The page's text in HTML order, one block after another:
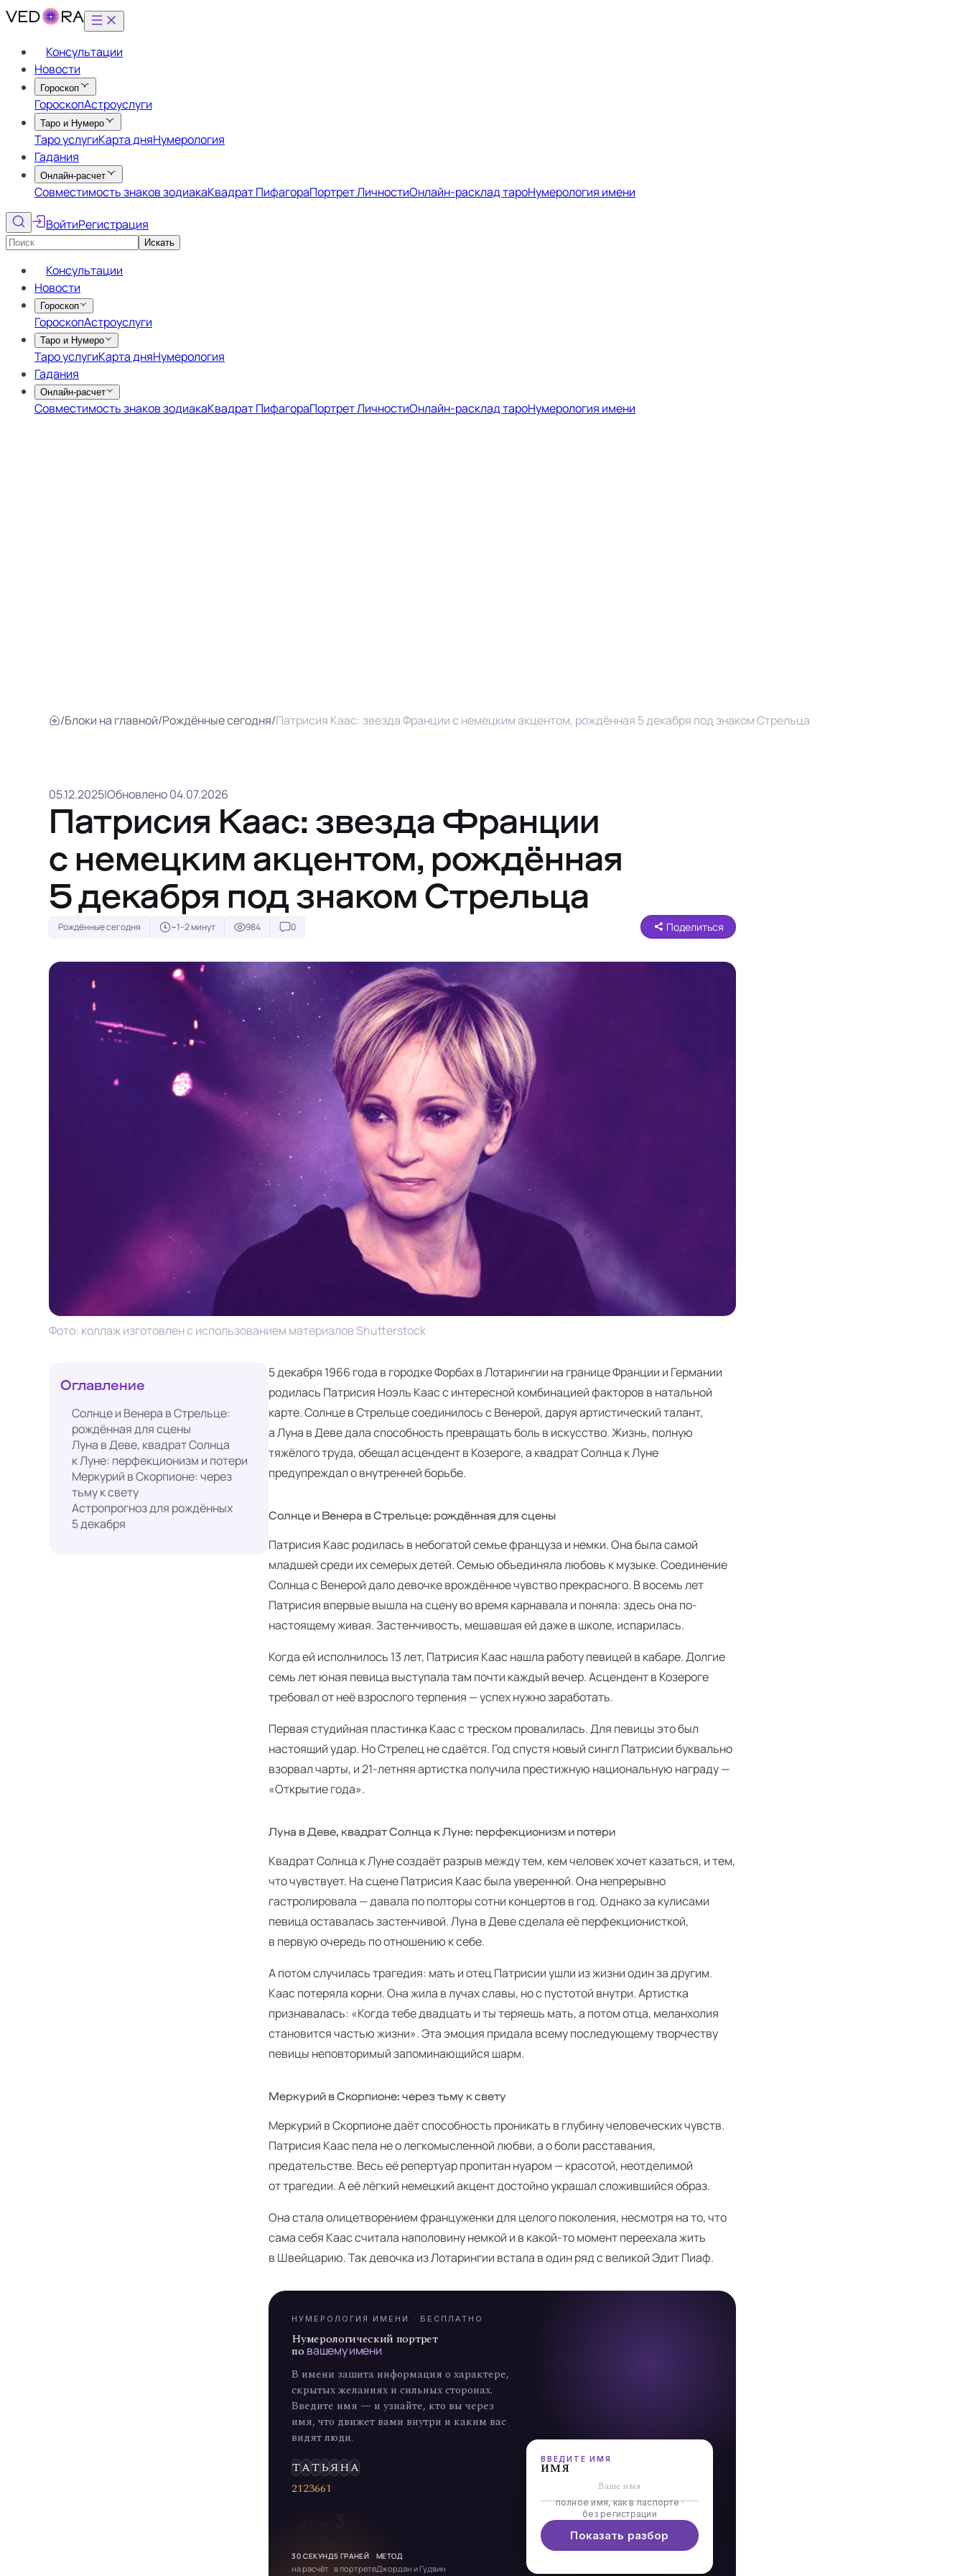
/Блоки на главной/Рождённые сегодня/Патрисия Каас: звезда Франции с немецким акцентом, рождённая 5 декабря под знаком Стрельца
05.12.2025|Обновлено 04.07.2026
Патрисия Каас: звезда Франции
с немецким акцентом, рождённая
5 декабря под знаком Стрельца
Рождённые сегодня ~1–2 минут 984 0 Поделиться
Фото: коллаж изготовлен с использованием материалов Shutterstock
Оглавление
Солнце и Венера в Стрельце:
рождённая для сцены
Луна в Деве, квадрат Солнца
к Луне: перфекционизм и потери
Меркурий в Скорпионе: через
тьму к свету
Астропрогноз для рождённых
5 декабря
5 декабря 1966 года в городке Форбах в Лотарингии на границе Франции и Германии
родилась Патрисия Ноэль Каас с интересной комбинацией факторов в натальной
карте. Солнце в Стрельце соединилось с Венерой, даруя артистический талант,
а Луна в Деве дала способность превращать боль в искусство. Жизнь, полную
тяжёлого труда, обещал асцендент в Козероге, а квадрат Солнца к Луне
предупреждал о внутренней борьбе.
Солнце и Венера в Стрельце: рождённая для сцены
Патрисия Каас родилась в небогатой семье француза и немки. Она была самой
младшей среди их семерых детей. Семью объединяла любовь к музыке. Соединение
Солнца с Венерой дало девочке врождённое чувство прекрасного. В восемь лет
Патрисия впервые вышла на сцену во время карнавала и поняла: здесь она по-
настоящему живая. Застенчивость, мешавшая ей даже в школе, испарилась.
Когда ей исполнилось 13 лет, Патрисия Каас нашла работу певицей в кабаре. Долгие
семь лет юная певица выступала там почти каждый вечер. Асцендент в Козероге
требовал от неё взрослого терпения — успех нужно заработать.
Первая студийная пластинка Каас с треском провалилась. Для певицы это был
настоящий удар. Но Стрелец не сдаётся. Год спустя новый сингл Патрисии буквально
взорвал чарты, и 21-летняя артистка получила престижную национальную награду —
«Открытие года».
Луна в Деве, квадрат Солнца к Луне: перфекционизм и потери
Квадрат Солнца к Луне создаёт разрыв между тем, кем человек хочет казаться, и тем,
что чувствует. На сцене Патрисия Каас была уверенной. Она непрерывно
гастролировала — давала по полторы сотни концертов в год. Однако за кулисами
певица оставалась застенчивой. Луна в Деве сделала её перфекционисткой,
в первую очередь по отношению к себе.
А потом случилась трагедия: мать и отец Патрисии ушли из жизни один за другим.
Каас потеряла корни. Она жила в лучах славы, но с пустотой внутри. Артистка
признавалась: «Когда тебе двадцать и ты теряешь мать, а потом отца, меланхолия
становится частью жизни». Эта эмоция придала всему последующему творчеству
певицы неповторимый запоминающийся шарм.
Меркурий в Скорпионе: через тьму к свету
Меркурий в Скорпионе даёт способность проникать в глубину человеческих чувств.
Патрисия Каас пела не о легкомысленной любви, а о боли расставания,
предательстве. Весь её репертуар пропитан нуаром — красотой, неотделимой
от трагедии. А её лёгкий немецкий акцент достойно украшал сложившийся образ.
Она стала олицетворением француженки для целого поколения, несмотря на то, что
сама себя Каас считала наполовину немкой и в какой-то момент переехала жить
в Швейцарию. Так девочка из Лотарингии встала в один ряд с великой Эдит Пиаф.
А
7
ЯНУМЕРОЛОГИЯ ИМЕНИ · БЕСПЛАТНО
Нумерологический портрет
по вашему имени
В имени зашита информация о характере,
скрытых желаниях и сильных сторонах.
Введите имя — и узнайте, кто вы через
имя, что движет вами внутри и каким вас
видят люди.
ТАТЬЯНА
2123661
30 СЕКУНД
на расчёт
5 ГРАНЕЙ
в портрете
МЕТОД
Джордан и Гудвин
ВВЕДИТЕ ИМЯ
имя
полное имя, как в паспорте ·
без регистрации
Показать разбор